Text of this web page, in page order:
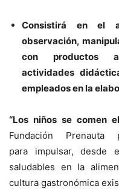
Consistirá en el
observación,
con productos
actividades
empleados en la
“Los niños se comen
Fundación
para impulsar, desde
saludables en la
cultura gastronómica